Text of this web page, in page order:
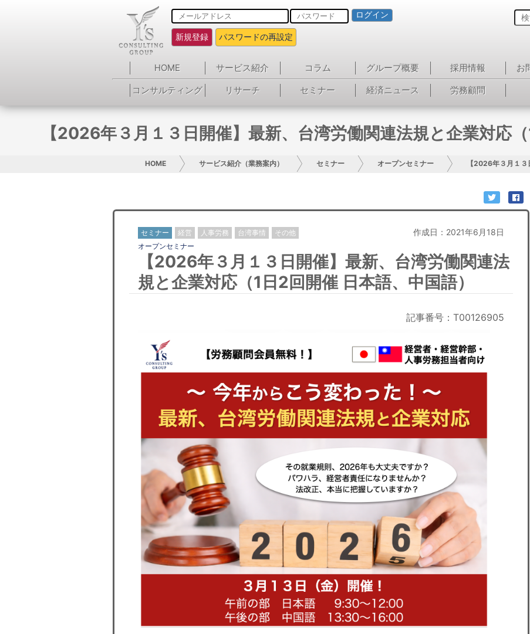
ログイン
新規登録 パスワードの再設定
HOME サービス紹介 コラム グループ概要 採用情報 お
コンサルティング
リサーチ セミナー 経済ニュース 労務顧問
【2026年３月１３日開催】最新、台湾労働関連法規と企業対応
HOME サービス紹介（業務案内） セミナー オープンセミナー 【2026年３月１
セミナー 経営 人事労務 台湾事情 その他 作成日：2021年6月18日
オープンセミナー
【2026年３月１３日開催】最新、台湾労働関連法
規と企業対応（1日2回開催 日本語、中国語）
記事番号：T00126905